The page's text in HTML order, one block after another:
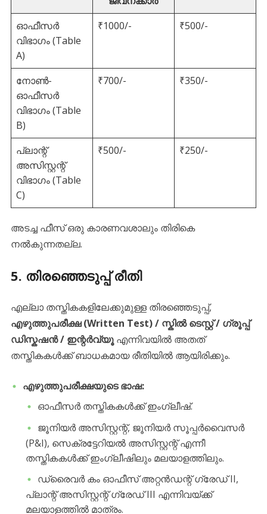
ഓഫീസർ
വിഭാഗം (Table
A)
₹1000/- ₹500/-
നോൺ-
ഓഫീസർ
വിഭാഗം (Table
B)
₹700/- ₹350/-
പ്ലാന്റ്
അസിസ്റ്റന്റ്
വിഭാഗം (Table
C)
₹500/- ₹250/-
അടച്ച ഫീസ് ഒരു കാരണവശാലും തിരികെ
നൽകുന്നതല്ല.
​5. തിരഞ്ഞെടുപ്പ് രീതി
​എല്ലാ തസ്തികകളിലേക്കുമുള്ള തിരഞ്ഞെടുപ്പ്,
എഴുത്തുപരീക്ഷ (Written Test) / സ്കിൽ ടെസ്റ്റ് / ഗ്രൂപ്പ്
ഡിസ്കഷൻ / ഇന്റർവ്യൂഎന്നിവയിൽ അതത്
തസ്തികകൾക്ക് ബാധകമായ രീതിയിൽ ആയിരിക്കും.
എഴുത്തുപരീക്ഷയുടെ ഭാഷ:
​ഓഫീസർ തസ്തികകൾക്ക് ഇംഗ്ലീഷ്.
​ജൂനിയർ അസിസ്റ്റന്റ്, ജൂനിയർ സൂപ്പർവൈസർ
(P&I), സെക്രട്ടേറിയൽ അസിസ്റ്റന്റ് എന്നീ
തസ്തികകൾക്ക് ഇംഗ്ലീഷിലും മലയാളത്തിലും.
​ഡ്രൈവർ കം ഓഫീസ് അറ്റൻഡന്റ് ഗ്രേഡ് II,
പ്ലാന്റ് അസിസ്റ്റന്റ് ഗ്രേഡ് III എന്നിവയ്ക്ക്
മലയാളത്തിൽ മാത്രം.